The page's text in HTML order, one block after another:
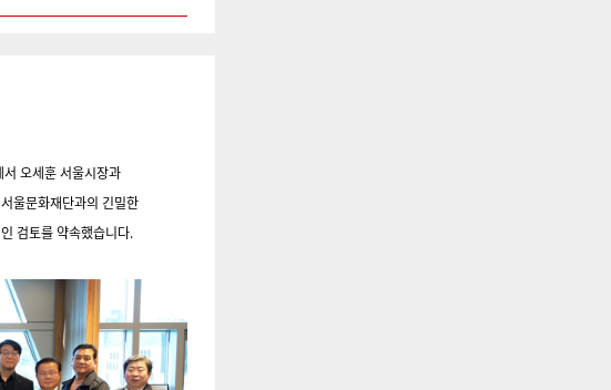
오세훈 서울시장과
울문화재단과의 긴밀한
검토를 약속했습니다.